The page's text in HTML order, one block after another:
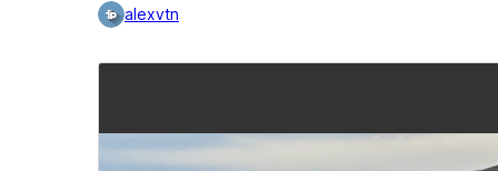
alexvtn